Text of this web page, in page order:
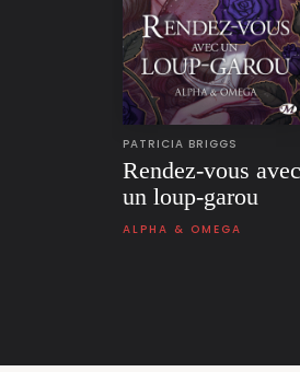
PATRICIA BRIGGS
Rendez-vous avec
un loup-garou
ALPHA & OMEGA